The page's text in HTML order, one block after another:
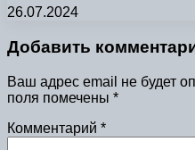
26.07.2024
Добавить
Ваш адрес email не будет
поля помечены *
Комментарий *